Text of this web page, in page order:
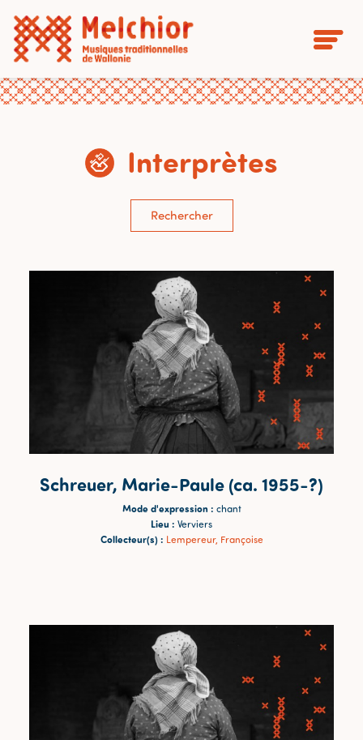
Interprètes
Rechercher
Schreuer, Marie-Paule (ca. 1955-?)
Mode d'expression : chant
Lieu : Verviers
Collecteur(s) : Lempereur, Françoise